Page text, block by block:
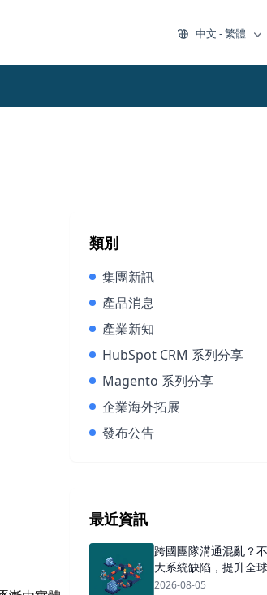
中文 - 繁體
類別
集團新訊
產品消息
產業新知
HubSpot CRM 系列分享
Magento 系列分享
企業海外拓展
發布公告
最近資訊
跨國團隊溝通混亂？
大系統缺陷，提升全
2026-08-05